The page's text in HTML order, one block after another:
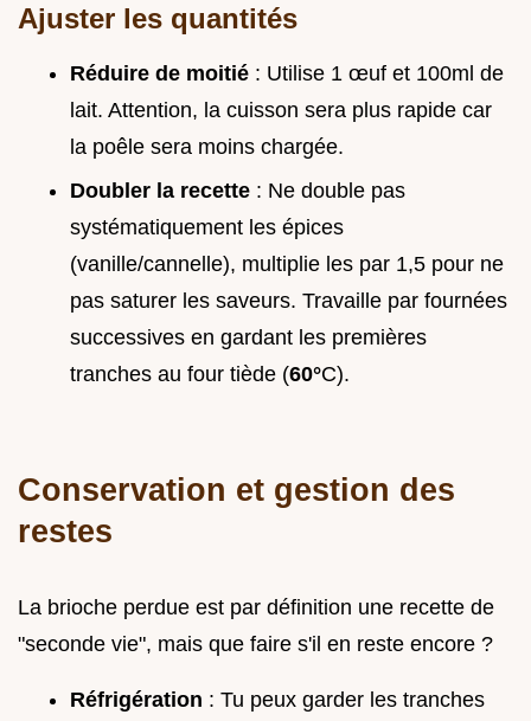
Ajuster les quantités
Réduire de moitié : Utilise 1 œuf et 100ml de
lait. Attention, la cuisson sera plus rapide car
la poêle sera moins chargée.
Doubler la recette : Ne double pas
systématiquement les épices
(vanille/cannelle), multiplie les par 1,5 pour ne
pas saturer les saveurs. Travaille par fournées
successives en gardant les premières
tranches au four tiède (60°C).
Conservation et gestion des
restes
La brioche perdue est par définition une recette de
"seconde vie", mais que faire s'il en reste encore ?
Réfrigération : Tu peux garder les tranches